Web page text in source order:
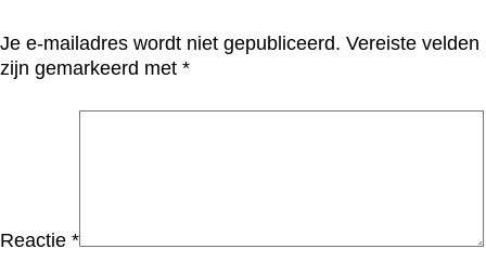
Je e-mailadres wordt niet gepubliceerd. Vereiste velden
zijn gemarkeerd met *
Reactie *